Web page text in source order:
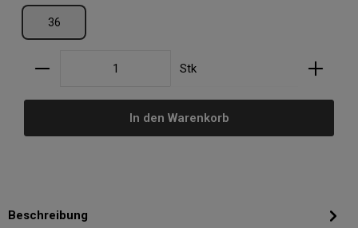
36
Produkt Anzahl: Gib den gewünschten Wert ein
Stk
In den Warenkorb
Beschreibung